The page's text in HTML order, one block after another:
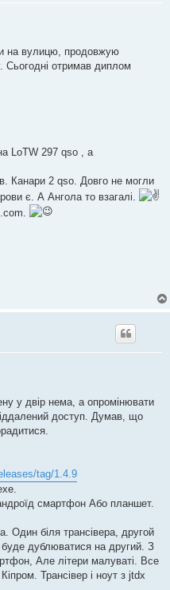
на вулицю, продовжую
Сьогодні отримав диплом
LoTW 297 qso , а
Канари 2 qso. Довго не могли
є. А Ангола то взагалі.
у двір нема, а опромінювати
доступ. Думав, що
tag/1.4.9
смартфон Або планшет.
Один біля трансівера, другой
буде дублюватися на другий. З
Але літери малуваті. Все
Трансівер і ноут з jtdx